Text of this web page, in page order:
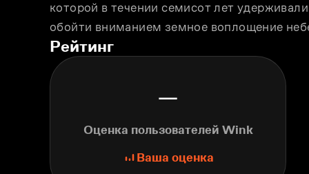
которой в течении семисот лет
обойти вниманием земное воплощение
Рейтинг
—
Оценка пользователей Wink
Ваша оценка